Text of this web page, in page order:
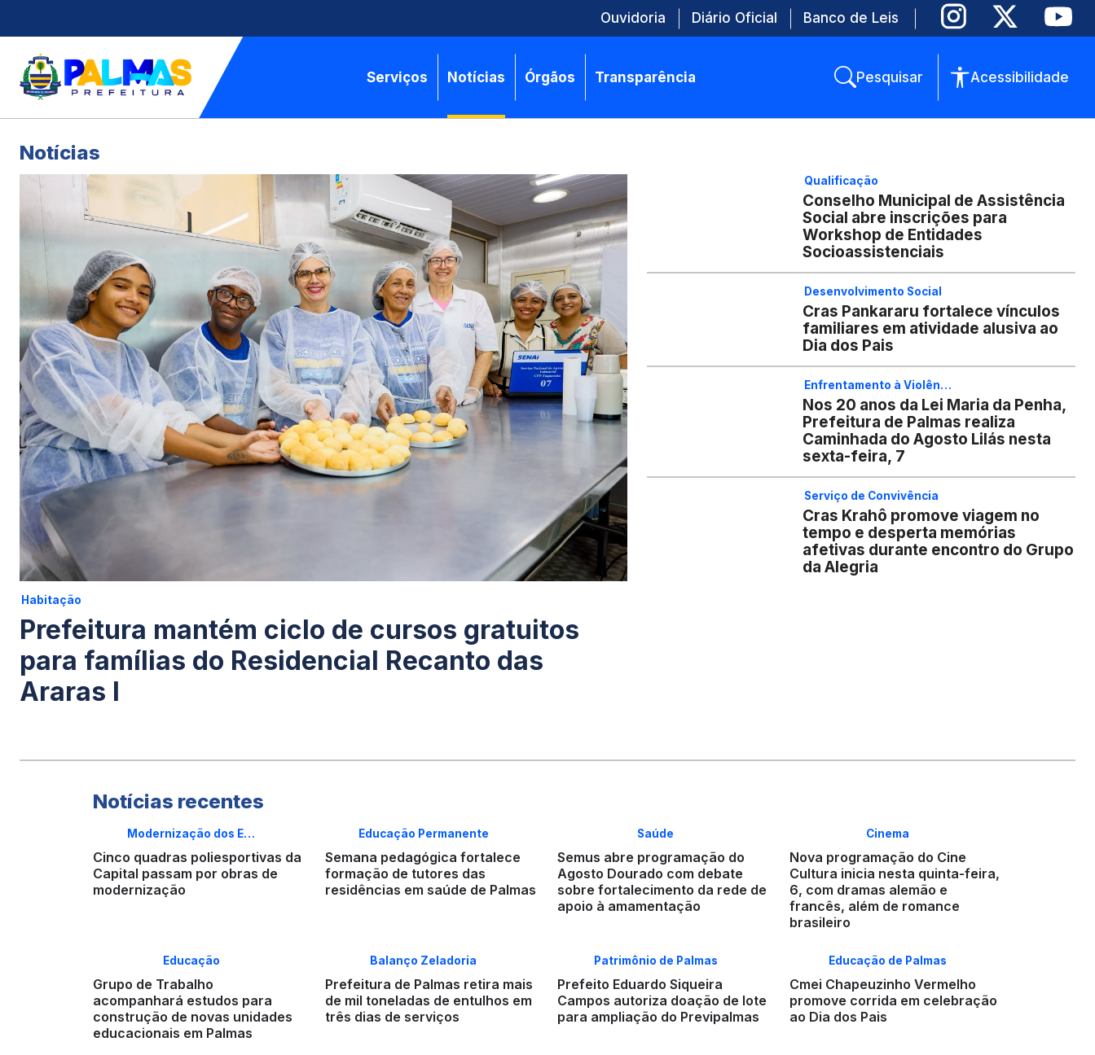
Ouvidoria Diário Oficial Banco de Leis
Serviços Notícias Órgãos Transparência Pesquisar Acessibilidade
Notícias
Habitação
Prefeitura mantém ciclo de cursos gratuitos
para famílias do Residencial Recanto das
Araras I
Qualificação
Conselho Municipal de Assistência
Social abre inscrições para
Workshop de Entidades
Socioassistenciais
Desenvolvimento Social
Cras Pankararu fortalece vínculos
familiares em atividade alusiva ao
Dia dos Pais
Enfrentamento à Violên…
Nos 20 anos da Lei Maria da Penha,
Prefeitura de Palmas realiza
Caminhada do Agosto Lilás nesta
sexta-feira, 7
Serviço de Convivência
Cras Krahô promove viagem no
tempo e desperta memórias
afetivas durante encontro do Grupo
da Alegria
Notícias recentes
Modernização dos E…
Cinco quadras poliesportivas da
Capital passam por obras de
modernização
Educação Permanente
Semana pedagógica fortalece
formação de tutores das
residências em saúde de Palmas
Saúde
Semus abre programação do
Agosto Dourado com debate
sobre fortalecimento da rede de
apoio à amamentação
Cinema
Nova programação do Cine
Cultura inicia nesta quinta-feira,
6, com dramas alemão e
francês, além de romance
brasileiro
Educação
Grupo de Trabalho
acompanhará estudos para
construção de novas unidades
educacionais em Palmas
Balanço Zeladoria
Prefeitura de Palmas retira mais
de mil toneladas de entulhos em
três dias de serviços
Patrimônio de Palmas
Prefeito Eduardo Siqueira
Campos autoriza doação de lote
para ampliação do Previpalmas
Educação de Palmas
Cmei Chapeuzinho Vermelho
promove corrida em celebração
ao Dia dos Pais